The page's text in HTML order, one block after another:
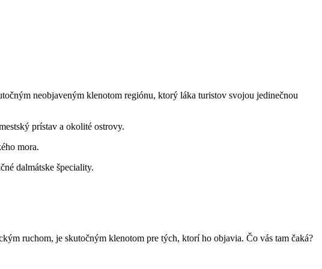
neobjaveným ⁤klenotom regiónu, ⁣ktorý ⁣láka ‍turistov⁤ svojou‍ jedinečnou
prístav​ a okolité​ ostrovy.
mora.
dalmátske ‍špeciality.
ruchom, je⁢ skutočným klenotom pre tých, ktorí ho objavia. Čo vás tam čaká?